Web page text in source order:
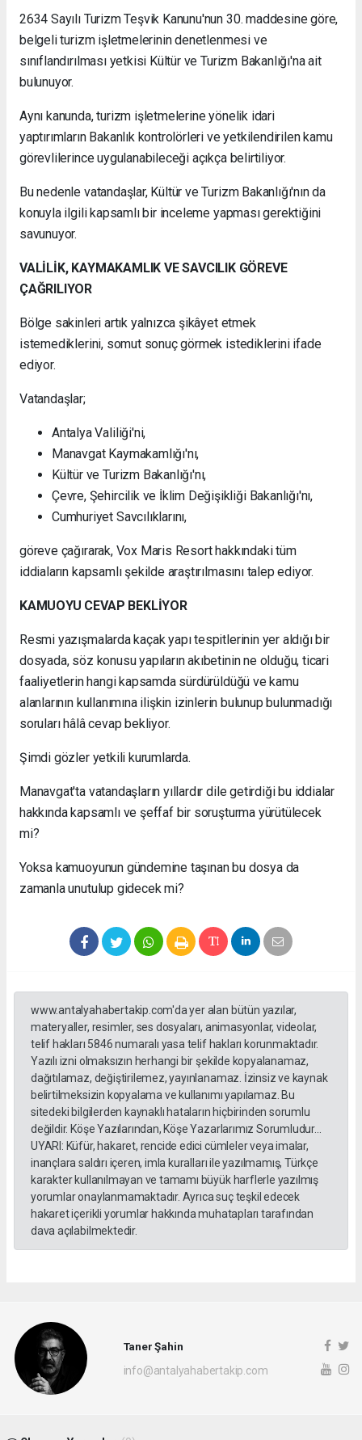
2634 Sayılı Turizm Teşvik Kanunu'nun 30. maddesine göre,
belgeli turizm işletmelerinin denetlenmesi ve
sınıflandırılması yetkisi Kültür ve Turizm Bakanlığı'na ait
bulunuyor.
Aynı kanunda, turizm işletmelerine yönelik idari
yaptırımların Bakanlık kontrolörleri ve yetkilendirilen kamu
görevlilerince uygulanabileceği açıkça belirtiliyor.
Bu nedenle vatandaşlar, Kültür ve Turizm Bakanlığı'nın da
konuyla ilgili kapsamlı bir inceleme yapması gerektiğini
savunuyor.
VALİLİK, KAYMAKAMLIK VE SAVCILIK GÖREVE
ÇAĞRILIYOR
Bölge sakinleri artık yalnızca şikâyet etmek
istemediklerini, somut sonuç görmek istediklerini ifade
ediyor.
Vatandaşlar;
Antalya Valiliği'ni,
Manavgat Kaymakamlığı'nı,
Kültür ve Turizm Bakanlığı'nı,
Çevre, Şehircilik ve İklim Değişikliği Bakanlığı'nı,
Cumhuriyet Savcılıklarını,
göreve çağırarak, Vox Maris Resort hakkındaki tüm
iddiaların kapsamlı şekilde araştırılmasını talep ediyor.
KAMUOYU CEVAP BEKLİYOR
Resmi yazışmalarda kaçak yapı tespitlerinin yer aldığı bir
dosyada, söz konusu yapıların akıbetinin ne olduğu, ticari
faaliyetlerin hangi kapsamda sürdürüldüğü ve kamu
alanlarının kullanımına ilişkin izinlerin bulunup bulunmadığı
soruları hâlâ cevap bekliyor.
Şimdi gözler yetkili kurumlarda.
Manavgat'ta vatandaşların yıllardır dile getirdiği bu iddialar
hakkında kapsamlı ve şeffaf bir soruşturma yürütülecek
mi?
Yoksa kamuoyunun gündemine taşınan bu dosya da
zamanla unutulup gidecek mi?
www.antalyahabertakip.com'da yer alan bütün yazılar,
materyaller, resimler, ses dosyaları, animasyonlar, videolar,
telif hakları 5846 numaralı yasa telif hakları korunmaktadır.
Yazılı izni olmaksızın herhangi bir şekilde kopyalanamaz,
dağıtılamaz, değiştirilemez, yayınlanamaz. İzinsiz ve kaynak
belirtilmeksizin kopyalama ve kullanımı yapılamaz. Bu
sitedeki bilgilerden kaynaklı hataların hiçbirinden sorumlu
değildir. Köşe Yazılarından, Köşe Yazarlarımız Sorumludur...
UYARI: Küfür, hakaret, rencide edici cümleler veya imalar,
inançlara saldırı içeren, imla kuralları ile yazılmamış, Türkçe
karakter kullanılmayan ve tamamı büyük harflerle yazılmış
yorumlar onaylanmamaktadır. Ayrıca suç teşkil edecek
hakaret içerikli yorumlar hakkında muhatapları tarafından
dava açılabilmektedir.
Taner Şahin
info@antalyahabertakip.com